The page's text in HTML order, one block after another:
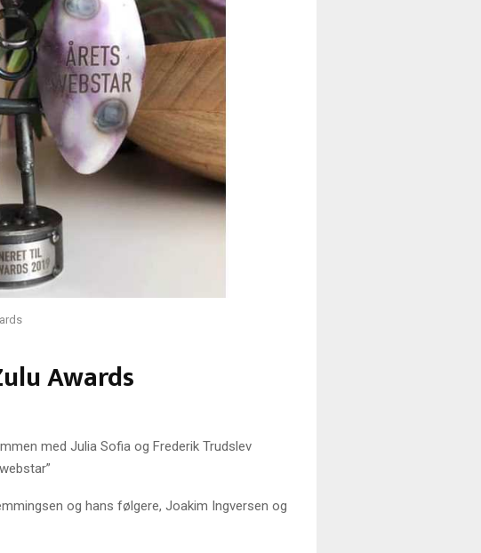
Awards
med Julia Sofia og Frederik Trudslev
og hans følgere, Joakim Ingversen og